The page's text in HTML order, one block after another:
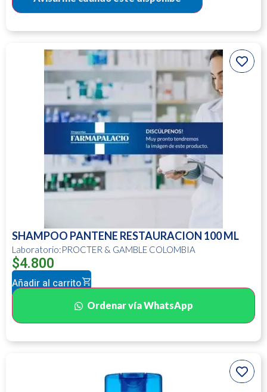
SHAMPOO PANTENE RESTAURACION 100 ML
Laboratorio:PROCTER & GAMBLE COLOMBIA
$4.800
Añadir al carrito
Ordenar vía WhatsApp